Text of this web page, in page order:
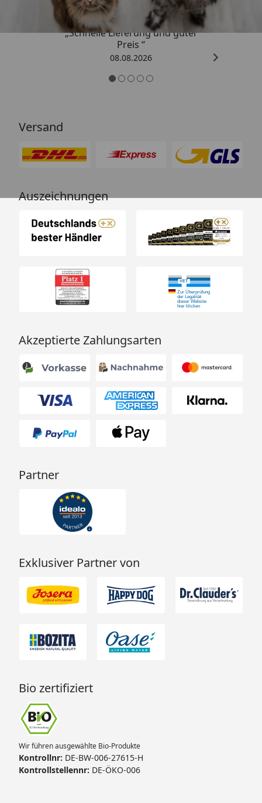
„Schnelle Lieferung und guter
Preis “
08.08.2026
Versand
Auszeichnungen
Akzeptierte Zahlungsarten
Partner
Exklusiver Partner von
Bio zertifiziert
Wir führen ausgewählte Bio-Produkte
Kontrollnr: DE-BW-006-27615-H
Kontrollstellennr: DE-ÖKO-006